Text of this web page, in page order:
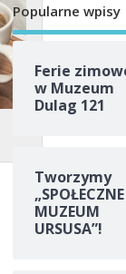
Popularne wpisy
Ferie
w Muzeum
Dulag 121
Tworzymy
„SPOŁECZNE
MUZEUM
URSUSA”!